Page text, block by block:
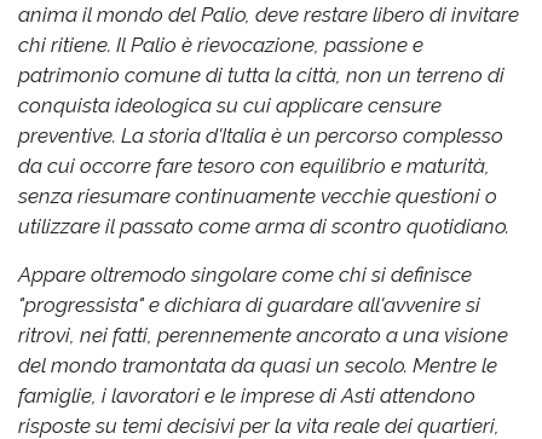
anima il mondo del Palio, deve restare libero di invitare
chi ritiene. Il Palio è rievocazione, passione e
patrimonio comune di tutta la città, non un terreno di
conquista ideologica su cui applicare censure
preventive. La storia d'Italia è un percorso complesso
da cui occorre fare tesoro con equilibrio e maturità,
senza riesumare continuamente vecchie questioni o
utilizzare il passato come arma di scontro quotidiano.
Appare oltremodo singolare come chi si definisce
"progressista" e dichiara di guardare all'avvenire si
ritrovi, nei fatti, perennemente ancorato a una visione
del mondo tramontata da quasi un secolo. Mentre le
famiglie, i lavoratori e le imprese di Asti attendono
risposte su temi decisivi per la vita reale dei quartieri,